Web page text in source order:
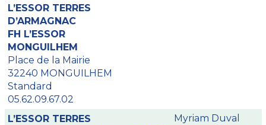
L’ESSOR TERRES
D’ARMAGNAC
FH L’ESSOR
MONGUILHEM
Place de la Mairie
32240 MONGUILHEM
Standard
05.62.09.67.02
L’ESSOR TERRES
Myriam Duval